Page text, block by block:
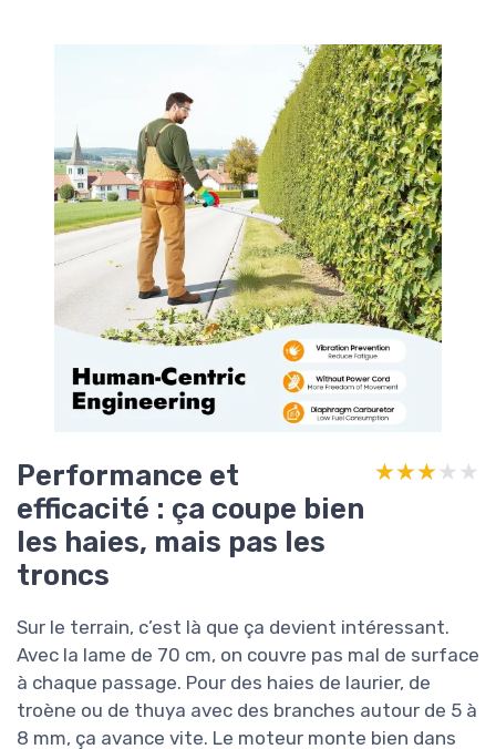
Performance et
efficacité : ça coupe bien
les haies, mais pas les
troncs
★★★★★
★★★★★
Sur le terrain, c’est là que ça devient intéressant.
Avec la lame de 70 cm, on couvre pas mal de surface
à chaque passage. Pour des haies de laurier, de
troène ou de thuya avec des branches autour de 5 à
8 mm, ça avance vite. Le moteur monte bien dans